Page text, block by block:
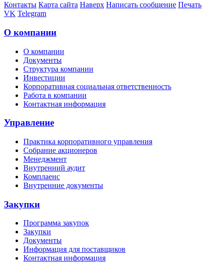
Контакты Карта сайта Наверх Написать сообщение Печать
VK Telegram
О компании
О компании
Документы
Структура компании
Инвестиции
Корпоративная социальная ответственность
Работа в компании
Контактная информация
Управление
Практика корпоративного управления
Собрание акционеров
Менеджмент
Внутренний аудит
Комплаенс
Внутренние документы
Закупки
Программа закупок
Закупки
Документы
Информация для поставщиков
Контактная информация